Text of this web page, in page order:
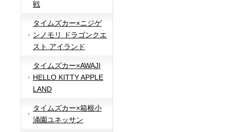
戦
タイムズカー×ニジゲ
ンノモリ ドラゴンクエ
スト アイランド
タイムズカー×AWAJI
HELLO KITTY APPLE
LAND
タイムズカー×箱根小
涌園ユネッサン